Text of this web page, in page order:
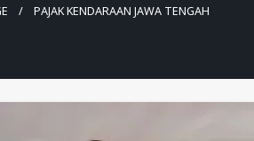
PAJAK KENDARAAN JAWA TENGAH